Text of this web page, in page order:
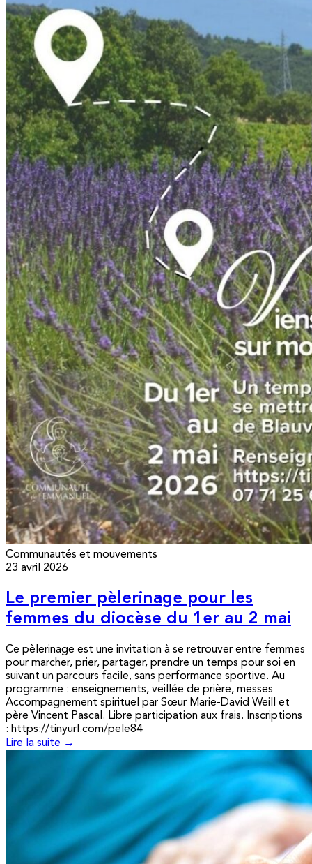
Communautés et mouvements
23 avril 2026
Le premier pèlerinage pour les
femmes du diocèse du 1er au 2 mai
Ce pèlerinage est une invitation à se retrouver entre femmes
pour marcher, prier, partager, prendre un temps pour soi en
suivant un parcours facile, sans performance sportive. Au
programme : enseignements, veillée de prière, messes
Accompagnement spirituel par Sœur Marie-David Weill et
père Vincent Pascal. Libre participation aux frais. Inscriptions
: https://tinyurl.com/pele84
Lire la suite →